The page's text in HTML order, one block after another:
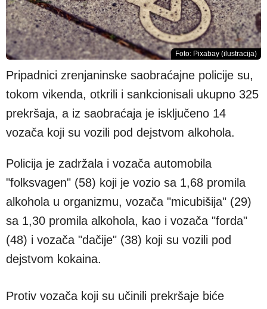
Foto: Pixabay (ilustracija)
Pripadnici zrenjaninske saobraćajne policije su,
tokom vikenda, otkrili i sankcionisali ukupno 325
prekršaja, a iz saobraćaja je isključeno 14
vozača koji su vozili pod dejstvom alkohola.
Policija je zadržala i vozača automobila
"folksvagen" (58) koji je vozio sa 1,68 promila
alkohola u organizmu, vozača "micubišija" (29)
sa 1,30 promila alkohola, kao i vozača "forda"
(48) i vozača "dačije" (38) koji su vozili pod
dejstvom kokaina.
Protiv vozača koji su učinili prekršaje biće